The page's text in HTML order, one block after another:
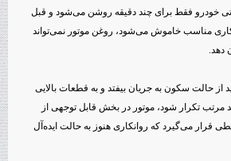
خودرو فقط برای چند دقیقه روشن می‌شود و قبل
کاری مناسب خاموش می‌شود، روغن موتور نمی‌تواند
دهد.
از حالت سکون به جریان بیفتد و به قطعات بالایی
مرتب تکرار شود، موتور در بخش قابل توجهی از
قرار می‌گیرد که روانکاری هنوز به حالت ایده‌آل